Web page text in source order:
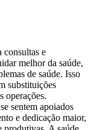
consultas e
melhor da saúde,
de saúde. Isso
substituições
operações.
sentem apoiados
e dedicação maior,